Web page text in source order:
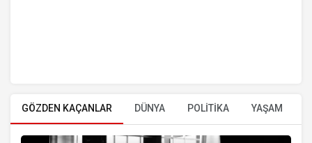
GÖZDEN KAÇANLAR DÜNYA POLİTİKA YAŞAM